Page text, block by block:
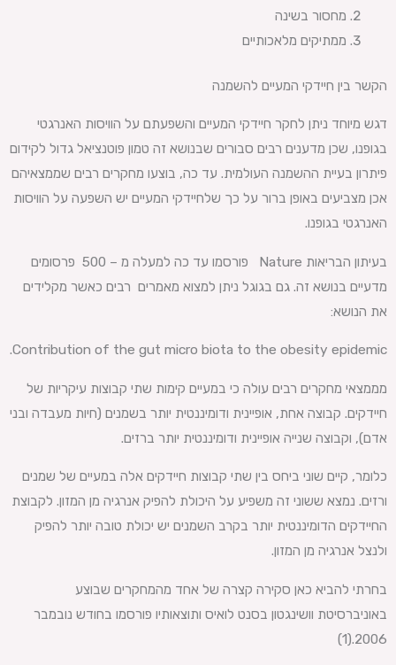
מחסור בשינה
ממתיקים מלאכותיים
הקשר בין חיידקי המעיים להשמנה
דגש מיוחד ניתן לחקר חיידקי המעיים והשפעתם על הוויסות האנרגטי
בגופנו, שכן מדענים רבים סבורים שבנושא זה טמון פוטנציאל גדול לקידום
פיתרון בעיית ההשמנה העולמית. עד כה, בוצעו מחקרים רבים שממצאיהם
אכן מצביעים באופן ברור על כך שלחיידקי המעיים יש השפעה על הוויסות
האנרגטי בגופנו.
בעיתון הבריאות Nature פורסמו עד כה למעלה מ – 500 פרסומים
מדעיים בנושא זה. גם בגוגל ניתן למצוא מאמרים רבים כאשר מקלידים
את הנושא:
Contribution of the gut micro biota to the obesity epidemic.
מממצאי מחקרים רבים עולה כי במעיים קימות שתי קבוצות עיקריות של
חיידקים. קבוצה אחת, אופיינית ודומיננטית יותר בשמנים (חיות מעבדה ובני
אדם), וקבוצה שנייה אופיינית ודומיננטית יותר ברזים.
כלומר, קיים שוני ביחס בין שתי קבוצות חיידקים אלה במעיים של שמנים
ורזים. נמצא ששוני זה משפיע על היכולת להפיק אנרגיה מן המזון. לקבוצת
החיידקים הדומיננטית יותר בקרב השמנים יש יכולת טובה יותר להפיק
ולנצל אנרגיה מן המזון.
בחרתי להביא כאן סקירה קצרה של אחד מהמחקרים שבוצע
באוניברסיטת וושינגטון בסנט לואיס ותוצאותיו פורסמו בחודש נובמבר
2006.(1)